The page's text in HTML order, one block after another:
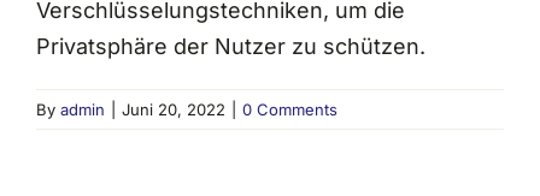
Verschlüsselungstechniken, um die
Privatsphäre der Nutzer zu schützen.
By admin Juni 20, 2022 0 Comments